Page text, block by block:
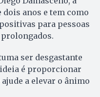
anos e tem como
para pessoas
ser desgastante
é proporcionar
a elevar o ânimo